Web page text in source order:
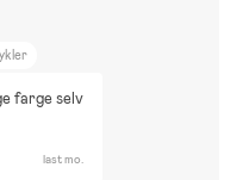
farge selv
last mo.